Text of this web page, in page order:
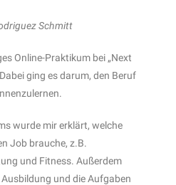
Schmitt
Online-Praktikum bei „Next
ging es darum, den Beruf
wurde mir erklärt, welche
Job brauche, z.B.
und Fitness. Außerdem
und die Aufgaben